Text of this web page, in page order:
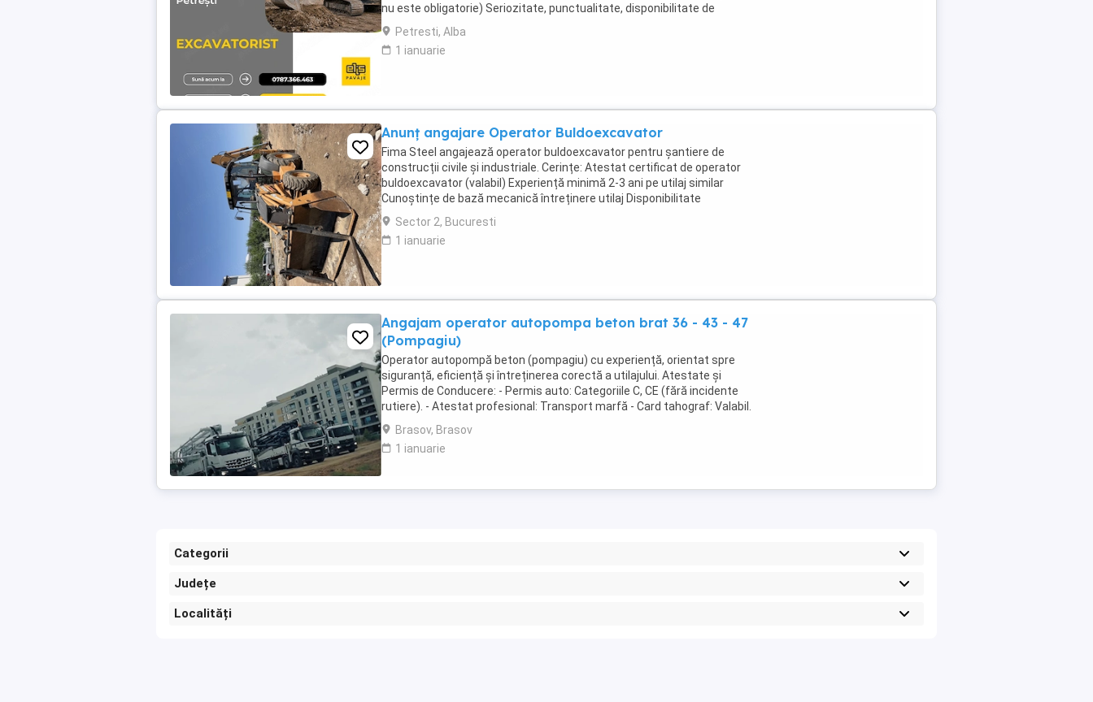
nu este obligatorie) Seriozitate, punctualitate, disponibilitate de
deplasare pe șantier Permis ...
Petresti, Alba
1 ianuarie
Anunț angajare Operator Buldoexcavator
Fima Steel angajează operator buldoexcavator pentru șantiere de
construcții civile și industriale. Cerințe: Atestat certificat de operator
buldoexcavator (valabil) Experiență minimă 2-3 ani pe utilaj similar
Cunoștințe de bază mecanică întreținere utilaj Disponibilitate
deplasare pe șantiere Oferim: ...
Sector 2, Bucuresti
1 ianuarie
Angajam operator autopompa beton brat 36 - 43 - 47
(Pompagiu)
Operator autopompă beton (pompagiu) cu experiență, orientat spre
siguranță, eficiență și întreținerea corectă a utilajului. Atestate și
Permis de Conducere: - Permis auto: Categoriile C, CE (fără incidente
rutiere). - Atestat profesional: Transport marfă - Card tahograf: Valabil.
- Opțional: Autorizație ...
Brasov, Brasov
1 ianuarie
Categorii
Județe
Localități